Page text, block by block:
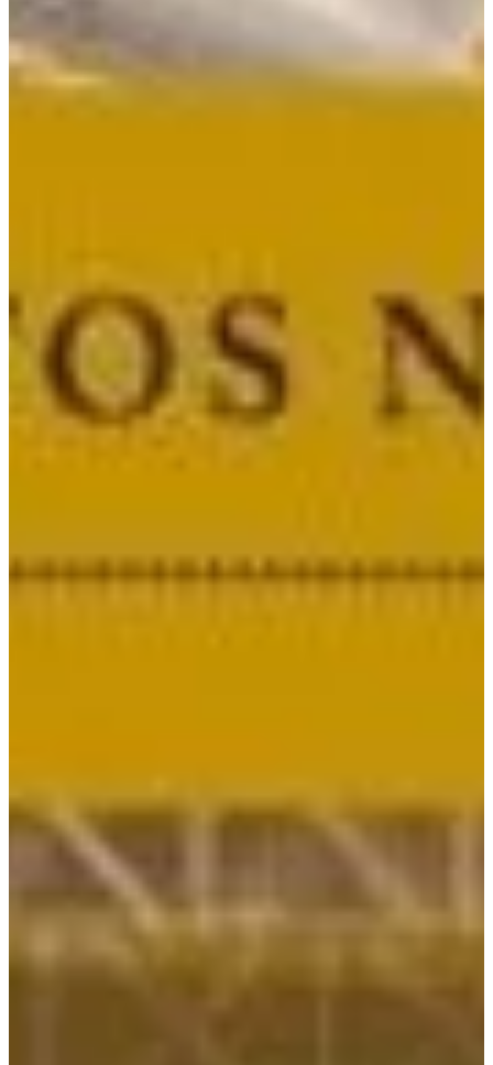
Colunas
E-Books
Podcast
Taba na Escola